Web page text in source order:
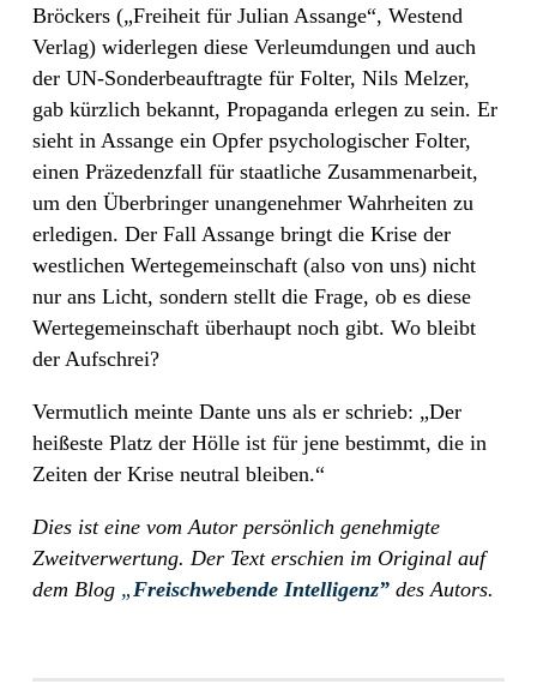
Bröckers („Freiheit für Julian Assange“, Westend
Verlag) widerlegen diese Verleumdungen und auch
der UN-Sonderbeauftragte für Folter, Nils Melzer,
gab kürzlich bekannt, Propaganda erlegen zu sein. Er
sieht in Assange ein Opfer psychologischer Folter,
einen Präzedenzfall für staatliche Zusammenarbeit,
um den Überbringer unangenehmer Wahrheiten zu
erledigen. Der Fall Assange bringt die Krise der
westlichen Wertegemeinschaft (also von uns) nicht
nur ans Licht, sondern stellt die Frage, ob es diese
Wertegemeinschaft überhaupt noch gibt. Wo bleibt
der Aufschrei?
Vermutlich meinte Dante uns als er schrieb: „Der
heißeste Platz der Hölle ist für jene bestimmt, die in
Zeiten der Krise neutral bleiben.“
Dies ist eine vom Autor persönlich genehmigte
Zweitverwertung. Der Text erschien im Original auf
dem Blog „Freischwebende Intelligenz” des Autors.